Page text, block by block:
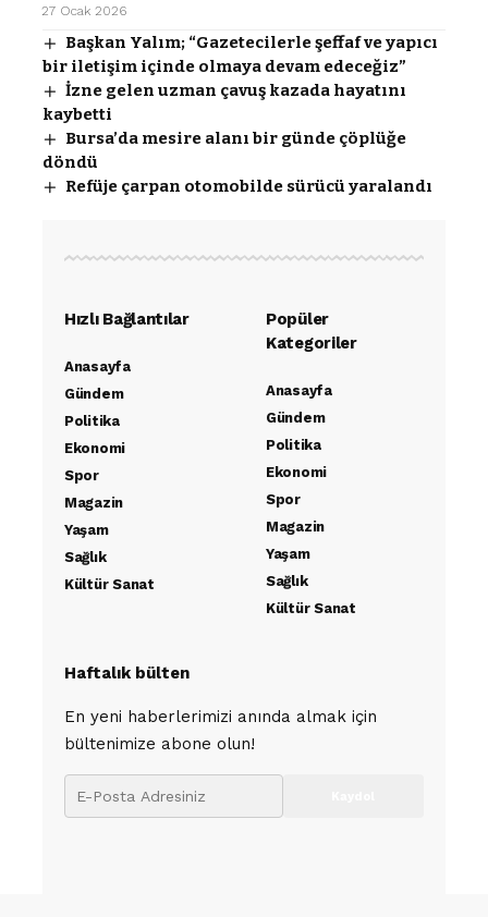
27 Ocak 2026
Başkan Yalım; “Gazetecilerle şeffaf ve yapıcı
bir iletişim içinde olmaya devam edeceğiz”
İzne gelen uzman çavuş kazada hayatını
kaybetti
Bursa’da mesire alanı bir günde çöplüğe
döndü
Refüje çarpan otomobilde sürücü yaralandı
Hızlı Bağlantılar
Anasayfa
Gündem
Politika
Ekonomi
Spor
Magazin
Yaşam
Sağlık
Kültür Sanat
Popüler
Kategoriler
Anasayfa
Gündem
Politika
Ekonomi
Spor
Magazin
Yaşam
Sağlık
Kültür Sanat
Haftalık bülten
En yeni haberlerimizi anında almak için
bültenimize abone olun!